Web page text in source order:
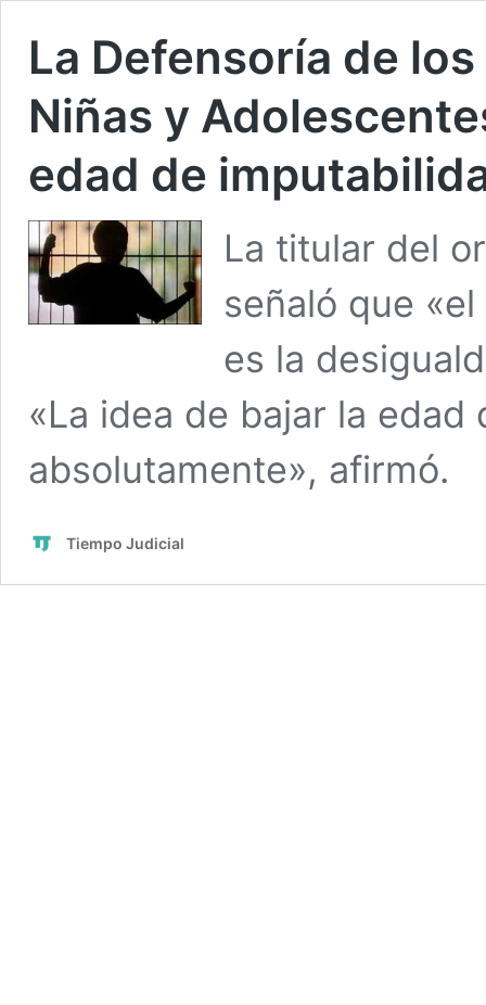
La Defensoría de
Niñas y
edad de
La titular del
señaló que
es la
«La idea de bajar la
absolutamente», afirmó.
Tiempo Judicial